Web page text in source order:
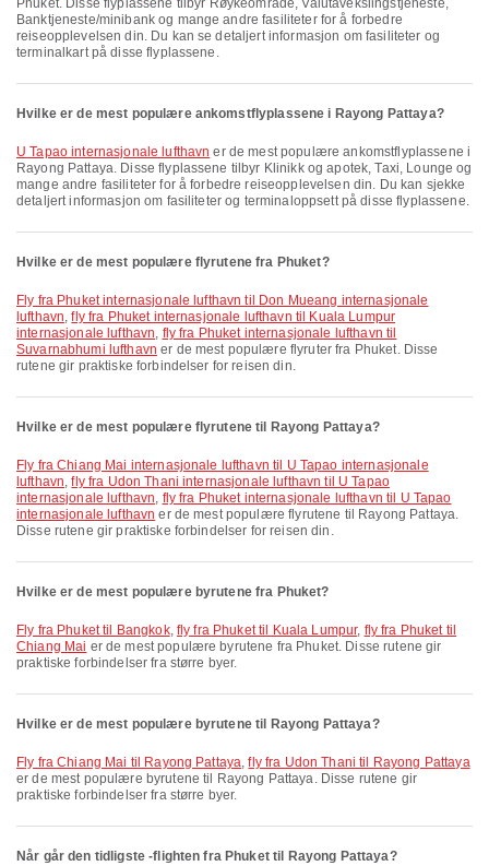
Phuket. Disse flyplassene tilbyr Røykeområde, Valutavekslingstjeneste,
Banktjeneste/minibank og mange andre fasiliteter for å forbedre
reiseopplevelsen din. Du kan se detaljert informasjon om fasiliteter og
terminalkart på disse flyplassene.
Hvilke er de mest populære ankomstflyplassene i Rayong Pattaya?
U Tapao internasjonale lufthavn er de mest populære ankomstflyplassene i
Rayong Pattaya. Disse flyplassene tilbyr Klinikk og apotek, Taxi, Lounge og
mange andre fasiliteter for å forbedre reiseopplevelsen din. Du kan sjekke
detaljert informasjon om fasiliteter og terminaloppsett på disse flyplassene.
Hvilke er de mest populære flyrutene fra Phuket?
fly fra Phuket internasjonale lufthavn til Don Mueang internasjonale
lufthavn,fly fra Phuket internasjonale lufthavn til Kuala Lumpur
internasjonale lufthavn, fly fra Phuket internasjonale lufthavn til
Suvarnabhumi lufthavn er de mest populære flyruter fra Phuket. Disse
rutene gir praktiske forbindelser for reisen din.
Hvilke er de mest populære flyrutene til Rayong Pattaya?
fly fra Chiang Mai internasjonale lufthavn til U Tapao internasjonale
lufthavn,fly fra Udon Thani internasjonale lufthavn til U Tapao
internasjonale lufthavn, fly fra Phuket internasjonale lufthavn til U Tapao
internasjonale lufthavn er de mest populære flyrutene til Rayong Pattaya.
Disse rutene gir praktiske forbindelser for reisen din.
Hvilke er de mest populære byrutene fra Phuket?
fly fra Phuket til Bangkok, fly fra Phuket til Kuala Lumpur, fly fra Phuket til
Chiang Mai er de mest populære byrutene fra Phuket. Disse rutene gir
praktiske forbindelser fra større byer.
Hvilke er de mest populære byrutene til Rayong Pattaya?
fly fra Chiang Mai til Rayong Pattaya,fly fra Udon Thani til Rayong Pattaya
er de mest populære byrutene til Rayong Pattaya. Disse rutene gir
praktiske forbindelser fra større byer.
Når går den tidligste -flighten fra Phuket til Rayong Pattaya?